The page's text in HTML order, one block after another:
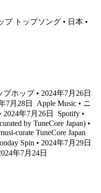
プ トップソング • 日本 •
ホップ • 2024年7月26日
7月28日
Apple Music • ニ
年7月26日
Spotify •
by TuneCore Japan) •
curate TuneCore Japan
Spin • 2024年7月29日
年7月24日